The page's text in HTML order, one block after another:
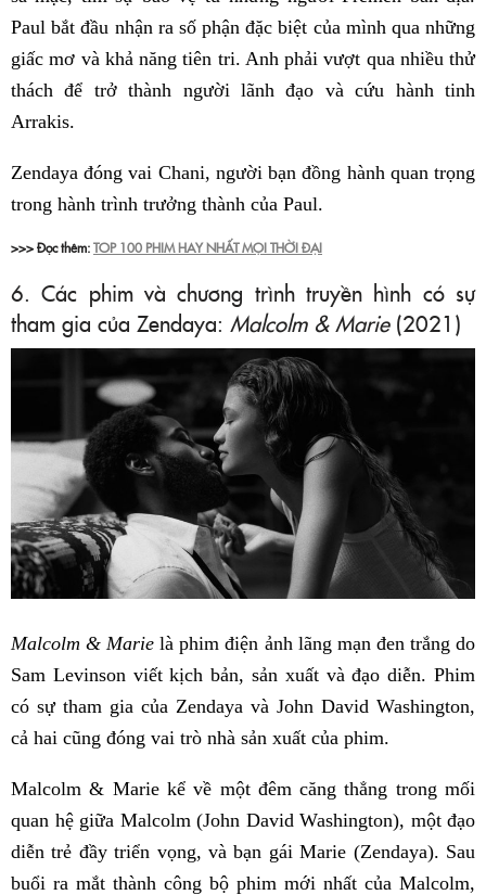
Paul bắt đầu nhận ra số phận đặc biệt của mình qua những
giấc mơ và khả năng tiên tri. Anh phải vượt qua nhiều thử
thách để trở thành người lãnh đạo và cứu hành tinh
Arrakis.
Zendaya đóng vai Chani, người bạn đồng hành quan trọng
trong hành trình trưởng thành của Paul.
>>> Đọc thêm:TOP 100 PHIM HAY NHẤT MỌI THỜI ĐẠI
6. Các phim và chương trình truyền hình có sự
tham gia của Zendaya: Malcolm & Marie(2021)
Malcolm & Marie là phim điện ảnh lãng mạn đen trắng do
Sam Levinson viết kịch bản, sản xuất và đạo diễn. Phim
có sự tham gia của Zendaya và John David Washington,
cả hai cũng đóng vai trò nhà sản xuất của phim.
Malcolm & Marie kể về một đêm căng thẳng trong mối
quan hệ giữa Malcolm (John David Washington), một đạo
diễn trẻ đầy triển vọng, và bạn gái Marie (Zendaya). Sau
buổi ra mắt thành công bộ phim mới nhất của Malcolm,